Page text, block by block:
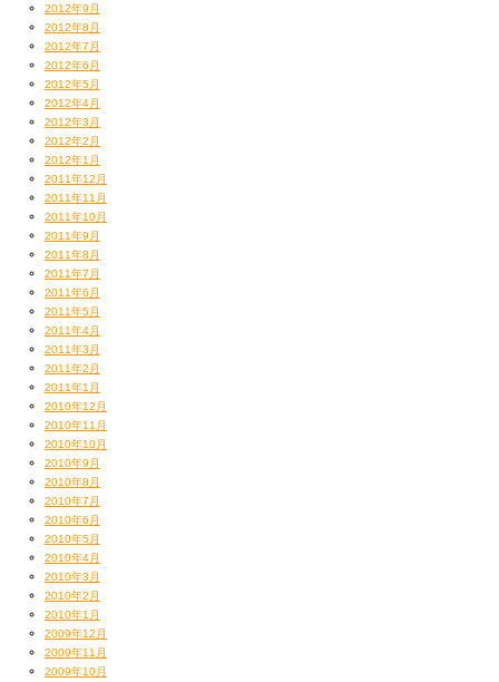
2012年9月
2012年8月
2012年7月
2012年6月
2012年5月
2012年4月
2012年3月
2012年2月
2012年1月
2011年12月
2011年11月
2011年10月
2011年9月
2011年8月
2011年7月
2011年6月
2011年5月
2011年4月
2011年3月
2011年2月
2011年1月
2010年12月
2010年11月
2010年10月
2010年9月
2010年8月
2010年7月
2010年6月
2010年5月
2010年4月
2010年3月
2010年2月
2010年1月
2009年12月
2009年11月
2009年10月